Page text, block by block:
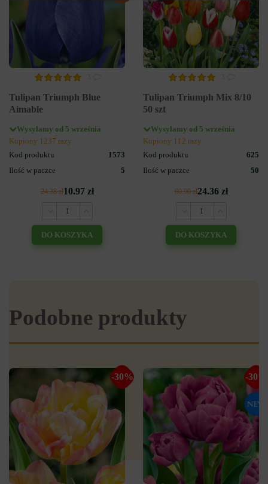
Tulipan Triumph Blue
Aimable
Wysyłamy od 5 września
Kupiony 1237 razy
Kod produktu
1573
Ilość w paczce
5
24.38 zł10.97 zł
DO KOSZYKA
Tulipan Triumph Mix 8/10
50 szt
Wysyłamy od 5 września
Kupiony 112 razy
Kod produktu
625
Ilość w paczce
50
60.90 zł24.36 zł
DO KOSZYKA
Podobne produkty
-30% -30%